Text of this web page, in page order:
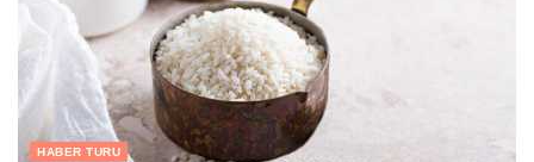
HABER TURU